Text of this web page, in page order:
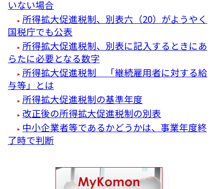
いない場合
所得拡大促進税制、別表六（20）がようやく
国税庁でも公表
所得拡大促進税制、別表に記入するときにあ
らたに必要となる数字
所得拡大促進税制 「継続雇用者に対する給
与等」とは
所得拡大促進税制の基準年度
改正後の所得拡大促進税制の別表
中小企業者等であるかどうかは、事業年度終
了時で判断